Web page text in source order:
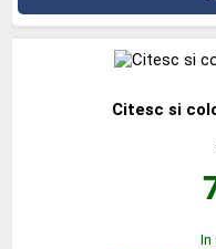
Citesc si
In